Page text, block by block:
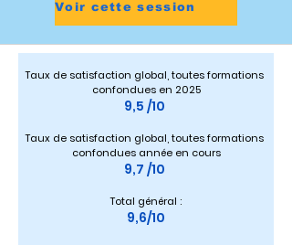
Voir cette session
Taux de satisfaction global, toutes formations
confondues en 2025
9,5 /10
Taux de satisfaction global, toutes formations
confondues année en cours
9,7 /10
Total général :
9,6/10